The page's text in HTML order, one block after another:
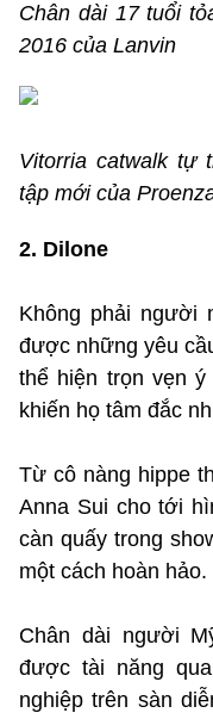
Chân dài 17 tuổi
2016 của Lanvin
Vitorria catwalk tự
tập mới của
2. Dilone
Không phải người
được những yêu
thể hiện trọn vẹn
khiến họ tâm đắc
Từ cô nàng hippe
Anna Sui cho tới
càn quấy trong
một cách hoàn hảo.
Chân dài người
được tài năng
nghiệp trên sàn